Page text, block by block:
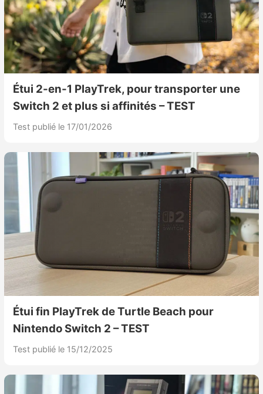
Étui 2-en-1 PlayTrek, pour transporter une
Switch 2 et plus si affinités – TEST
Test publié le 17/01/2026
Étui fin PlayTrek de Turtle Beach pour
Nintendo Switch 2 – TEST
Test publié le 15/12/2025